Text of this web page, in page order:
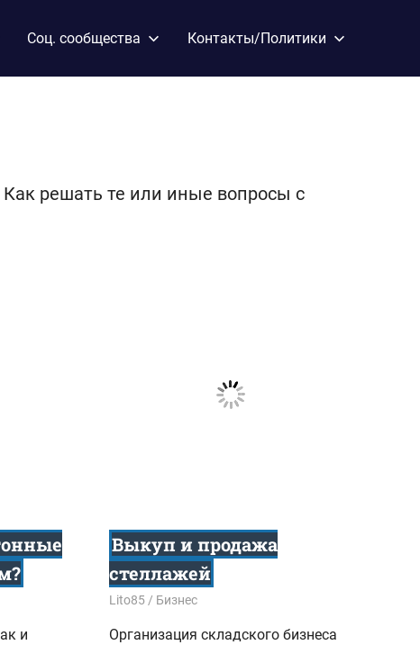
Соц. сообщества Контакты/Политики
решать те или иные вопросы с
и
Выкуп и продажа
стеллажей
05.09.2019
Lito85 Бизнес
Организация складского бизнеса